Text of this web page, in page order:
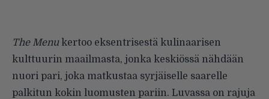
The Menukertoo eksentrisestä kulinaarisen
kulttuurin maailmasta, jonka keskiössä nähdään
nuori pari, joka matkustaa syrjäiselle saarelle
palkitun kokin luomusten pariin. Luvassa on rajuja